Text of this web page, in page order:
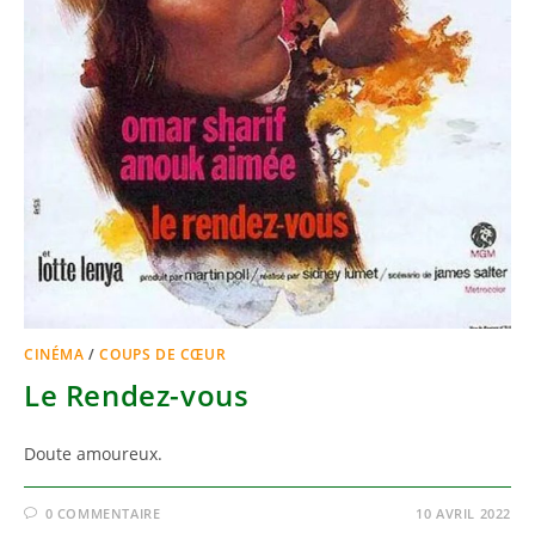
CINÉMA /COUPS DE CŒUR
Le Rendez-vous
Doute amoureux.
0 COMMENTAIRE 10 AVRIL 2022